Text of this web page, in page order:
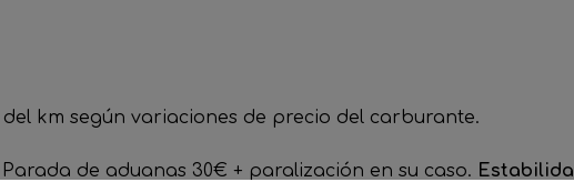
km según variaciones de precio del carburante.
de aduanas 30€ + paralización en su caso.